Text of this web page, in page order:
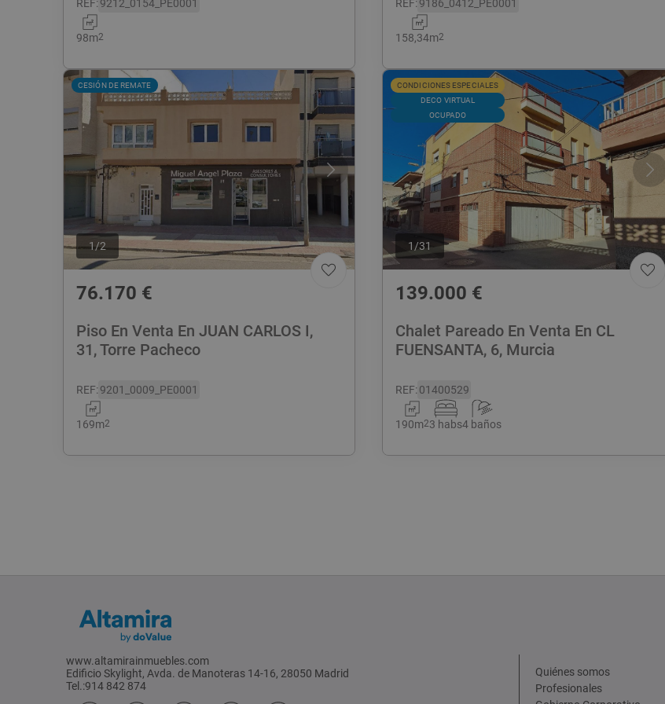
REF:9212_0154_PE0001
98m2
REF:9186_0412_PE0001
158,34m2
1/2
CESIÓN DE REMATE
76.170 €
Piso En Venta En JUAN CARLOS I,
31, Torre Pacheco
REF:9201_0009_PE0001
169m2
1 /31
CONDICIONES ESPECIALES
DECO VIRTUAL
OCUPADO
139.000 €
Chalet Pareado En Venta En CL
FUENSANTA, 6, Murcia
REF:01400529
190m23 habs4 baños
www.altamirainmuebles.com
Edificio Skylight, Avda. de Manoteras 14-16, 28050 Madrid
Tel.:914 842 874
Quiénes somos
Profesionales